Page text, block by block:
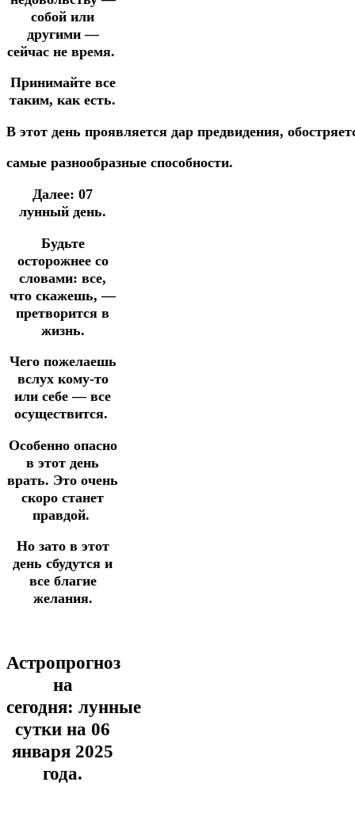
собой или
другими —
сейчас не время.
Принимайте все
таким, как есть.
В этот день проявляется дар предвидения,
самые разнообразные способности.
Далее: 07
лунный день.
Будьте
осторожнее со
словами: все,
что скажешь, —
претворится в
жизнь.
Чего пожелаешь
вслух кому-то
или себе — все
осуществится.
Особенно опасно
в этот день
врать. Это очень
скоро станет
правдой.
Но зато в этот
день сбудутся и
все благие
желания.
Астропрогноз
на
сегодня: лунные
сутки на 06
января 2025
года.